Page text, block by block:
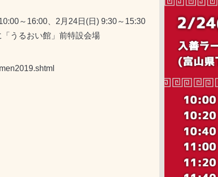
～16:00、2月24日(日) 9:30～15:30
うるおい館」前特設会場